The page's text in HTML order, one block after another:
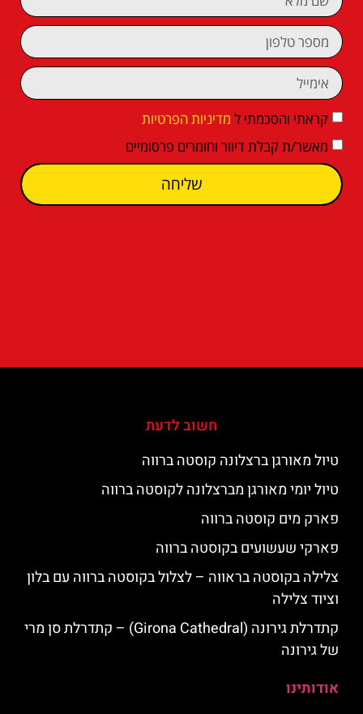
קראתי והסכמתי ל מדיניות הפרטיות
מאשר/ת קבלת דיוור וחומרים פרסומיים
שליחה
חשוב לדעת
טיול מאורגן ברצלונה קוסטה ברווה
טיול יומי מאורגן מברצלונה לקוסטה ברווה
פארק מים קוסטה ברווה
פארקי שעשועים בקוסטה ברווה
צלילה בקוסטה בראווה – לצלול בקוסטה ברווה עם בלון
וציוד צלילה
קתדרלת גירונה (Girona Cathedral) – קתדרלת סן מרי
של גירונה
אודותינו